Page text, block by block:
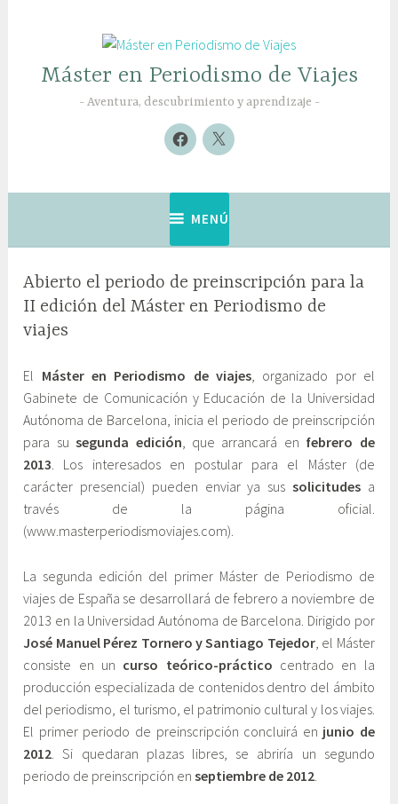
Máster en Periodismo de Viajes
Aventura, descubrimiento y aprendizaje
Nuevo
elemento
Nuevo
elemento
MENÚ
Abierto el periodo de preinscripción para la
II edición del Máster en Periodismo de
viajes
5
m
a
y
o
,
2
0
2
a
b
i
n
e
t
e
C
m
u
n
c
a
c
i
ó
n
El Máster en Periodismo de viajes, organizado por el
Gabinete de Comunicación y Educación de la Universidad
Autónoma de Barcelona, inicia el periodo de preinscripción
para susegunda edición, que arrancará en febrero de
2013. Los interesados en postular para el Máster (de
carácter presencial) pueden enviar ya sussolicitudes a
través de la página oficial.
(www.masterperiodismoviajes.com).
La segunda edición del primer Máster de Periodismo de
viajes de España se desarrollará de febrero a noviembre de
2013 en la Universidad Autónoma de Barcelona. Dirigido por
José Manuel Pérez Tornero y Santiago Tejedor, el Máster
consiste en un curso teórico-práctico centrado en la
producción especializada de contenidos dentro del ámbito
del periodismo, el turismo, el patrimonio cultural y los viajes.
El primer periodo de preinscripción concluirá en junio de
2012 . Si quedaran plazas libres, se abriría un segundo
periodo de preinscripción enseptiembre de 2012